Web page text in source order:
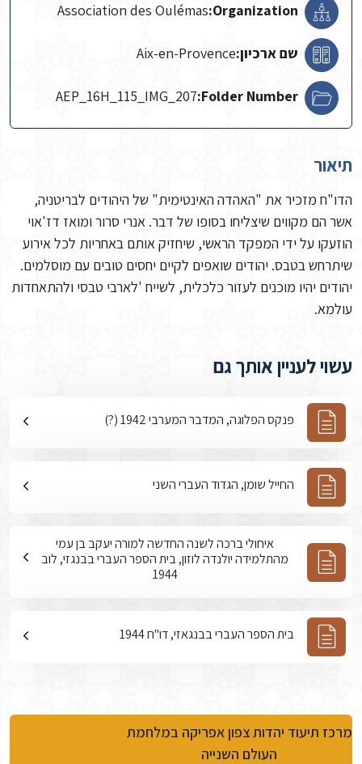
Organization:
Association des Oulémas
שם ארכיון:Aix-en-Provence
Folder Number:
AEP_16H_115_IMG_207
תיאור
הדו"ח מזכיר את "האהדה האינטימית" של היהודים לבריטניה,
אשר הם מקווים שיצליחו בסופו של דבר. אנרי סרור ומואז דז'אוי
הוזעקו על ידי המפקד הראשי, שיחזיק אותם באחריות לכל אירוע
שיתרחש בטבס. יהודים שואפים לקיים יחסים טובים עם מוסלמים.
יהודים יהיו מוכנים לעזור כלכלית, לשייח 'לארבי טבסי ולהתאחדות
עולמא.
עשוי לעניין אותך גם
פנקס הפלוגה, המדבר המערבי 1942 (?)
החייל שומן, הגדוד העברי השני
איחולי ברכה לשנה החדשה למורה יעקב בן עמי
מהתלמידה יולנדה לוזון, בית הספר העברי בבנגזי, לוב
1944
בית הספר העברי בבנגאזי, דו"ח 1944
מרכז תיעוד יהדות צפון אפריקה במלחמת
העולם השנייה